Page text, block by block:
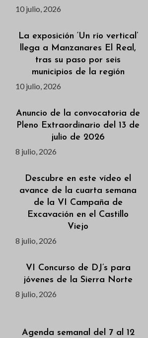
10 julio, 2026
La exposición ‘Un río vertical’
llega a Manzanares El Real,
tras su paso por seis
municipios de la región
10 julio, 2026
Anuncio de la convocatoria de
Pleno Extraordinario del 13 de
julio de 2026
8 julio, 2026
Descubre en este vídeo el
avance de la cuarta semana
de la VI Campaña de
Excavación en el Castillo
Viejo
8 julio, 2026
VI Concurso de DJ’s para
jóvenes de la Sierra Norte
8 julio, 2026
Agenda semanal del 7 al 12